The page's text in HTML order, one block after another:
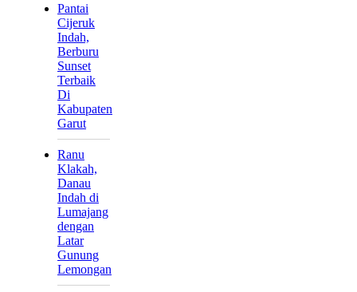
Pantai
Cijeruk
Indah,
Berburu
Sunset
Terbaik
Di
Kabupaten
Garut
Ranu
Klakah,
Danau
Indah di
Lumajang
dengan
Latar
Gunung
Lemongan